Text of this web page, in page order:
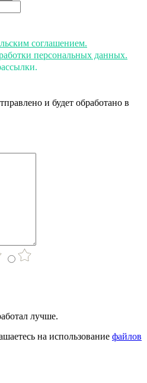
соглашением.
персональных данных.
и будет обработано в
лучше.
на использование файлов